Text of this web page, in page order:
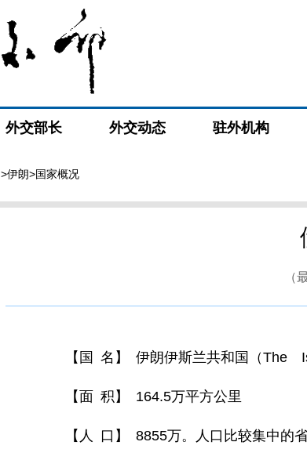
外交部长 外交动态 驻外机构
>伊朗>国家概况
（
【国 名】 伊朗伊斯兰共和国（
【面 积】 164.5万平方公里
【人 口】 8855万。人口比较集中的